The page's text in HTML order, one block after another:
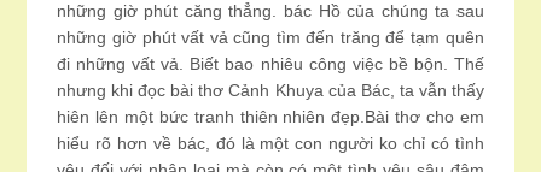
những giờ phút căng thẳng. bác Hồ của chúng ta sau
những giờ phút vất vả cũng tìm đến trăng để tạm quên
đi những vất vả. Biết bao nhiêu công việc bề bộn. Thế
nhưng khi đọc bài thơ Cảnh Khuya của Bác, ta vẫn thấy
hiên lên một bức tranh thiên nhiên đẹp.Bài thơ cho em
hiểu rõ hơn về bác, đó là một con người ko chỉ có tình